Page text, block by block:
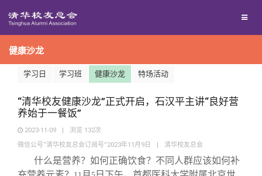
校友文苑
校友视界
三创大赛
校友总会
健康沙龙
学习日 学习班 健康沙龙 特场活动
“清华校友健康沙龙”正式开启，石汉平主讲“良好营
养始于一餐饭”
2023-11-09 | 浏览 132次
微信公号“清华校友总会订阅号”2023年11月9日
| 清华校友总会
什么是营养？如何正确饮食？不同人群应该如何补